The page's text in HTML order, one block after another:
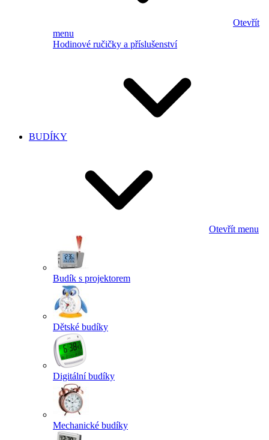
Otevřít
menu
Hodinové ručičky a příslušenství
BUDÍKY
Otevřít menu
Budík s projektorem
Dětské budíky
Digitální budíky
Mechanické budíky